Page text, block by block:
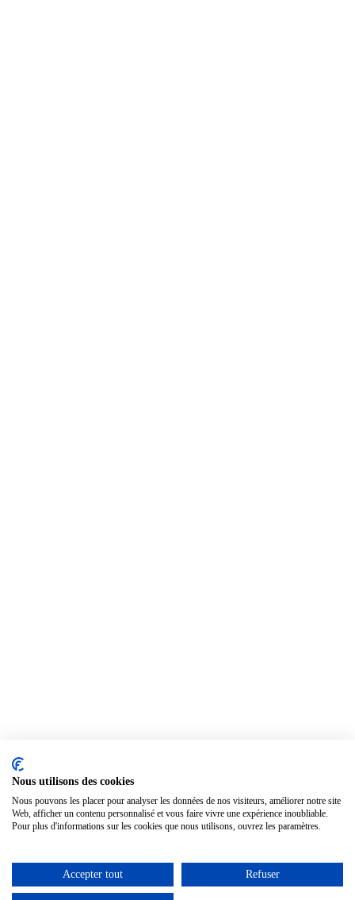
Nous utilisons des cookies
Nous pouvons les placer pour analyser les données de nos visiteurs, améliorer notre site
Web, afficher un contenu personnalisé et vous faire vivre une expérience inoubliable.
Pour plus d'informations sur les cookies que nous utilisons, ouvrez les paramètres.
Accepter tout Refuser